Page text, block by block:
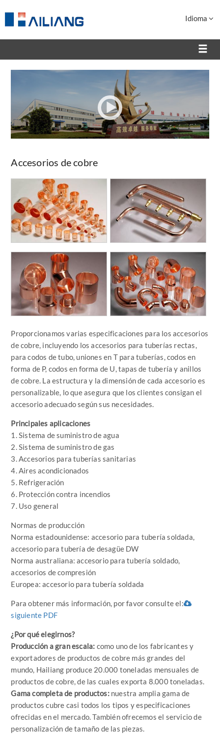
Idioma
Accesorios de cobre
Proporcionamos varias especificaciones para los accesorios
de cobre, incluyendo los accesorios para tuberías rectas,
para codos de tubo, uniones en T para tuberías, codos en
forma de P, codos en forma de U, tapas de tubería y anillos
de cobre. La estructura y la dimensión de cada accesorio es
personalizable, lo que asegura que los clientes consigan el
accesorio adecuado según sus necesidades.
Principales aplicaciones
1. Sistema de suministro de agua
2. Sistema de suministro de gas
3. Accesorios para tuberías sanitarias
4. Aires acondicionados
5. Refrigeración
6. Protección contra incendios
7. Uso general
Normas de producción
Norma estadounidense: accesorio para tubería soldada,
accesorio para tubería de desagüe DW
Norma australiana: accesorio para tubería soldado,
accesorios de compresión
Europea: accesorio para tubería soldada
Para obtener más información, por favor consulte el:
siguiente PDF
¿Por qué elegirnos?
Producción a gran escala: como uno de los fabricantes y
exportadores de productos de cobre más grandes del
mundo, Hailiang produce 20.000 toneladas mensuales de
productos de cobre, de las cuales exporta 8.000 toneladas.
Gama completa de productos:nuestra amplia gama de
productos cubre casi todos los tipos y especificaciones
ofrecidas en el mercado. También ofrecemos el servicio de
personalización de tamaño de las piezas.